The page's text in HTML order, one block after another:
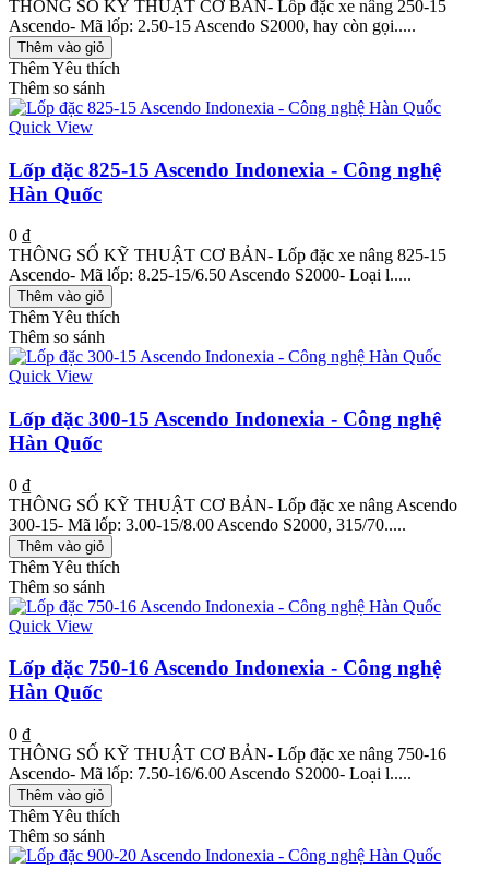
THÔNG SỐ KỸ THUẬT CƠ BẢN- Lốp đặc xe nâng 250-15
Ascendo- Mã lốp: 2.50-15 Ascendo S2000, hay còn gọi.....
Thêm vào giỏ
Thêm Yêu thích
Thêm so sánh
Quick View
Lốp đặc 825-15 Ascendo Indonexia - Công nghệ
Hàn Quốc
0 ₫
THÔNG SỐ KỸ THUẬT CƠ BẢN- Lốp đặc xe nâng 825-15
Ascendo- Mã lốp: 8.25-15/6.50 Ascendo S2000- Loại l.....
Thêm vào giỏ
Thêm Yêu thích
Thêm so sánh
Quick View
Lốp đặc 300-15 Ascendo Indonexia - Công nghệ
Hàn Quốc
0 ₫
THÔNG SỐ KỸ THUẬT CƠ BẢN- Lốp đặc xe nâng Ascendo
300-15- Mã lốp: 3.00-15/8.00 Ascendo S2000, 315/70.....
Thêm vào giỏ
Thêm Yêu thích
Thêm so sánh
Quick View
Lốp đặc 750-16 Ascendo Indonexia - Công nghệ
Hàn Quốc
0 ₫
THÔNG SỐ KỸ THUẬT CƠ BẢN- Lốp đặc xe nâng 750-16
Ascendo- Mã lốp: 7.50-16/6.00 Ascendo S2000- Loại l.....
Thêm vào giỏ
Thêm Yêu thích
Thêm so sánh